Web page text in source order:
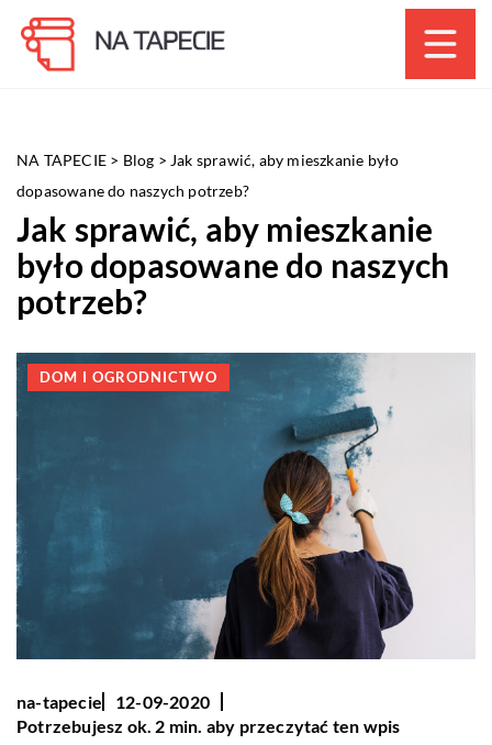
NA TAPECIE > Blog > Jak sprawić, aby mieszkanie było
dopasowane do naszych potrzeb?
Jak sprawić, aby mieszkanie
było dopasowane do naszych
potrzeb?
DOM I OGRODNICTWO
na-tapecie
12-09-2020
Potrzebujesz ok. 2 min. aby przeczytać ten wpis